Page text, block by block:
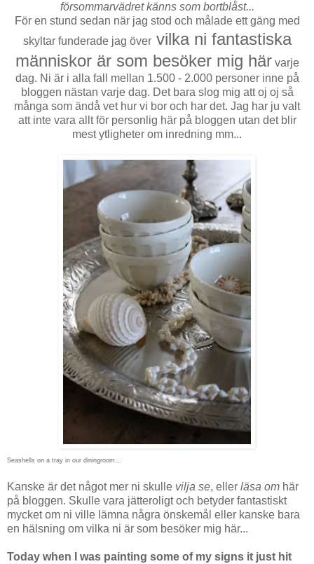
försommarvädret känns som bortblåst...
För en stund sedan när jag stod och målade ett gäng med
skyltar funderade jag övervilka ni fantastiska
människor är som besökermig härvarje
dag. Ni är i alla fall mellan 1.500 - 2.000 personer inne på
bloggen nästan varje dag. Det bara slog mig att oj oj så
många som ändå vet hur vi bor och har det. Jag har ju valt
att inte vara allt för personlig här på bloggen utan det blir
mest ytligheter om inredning mm...
Seashells on a tray in our diningroom...
Kanske är det något mer ni skulle vilja se, eller läsa om här
på bloggen. Skulle vara jätteroligt och betyder fantastiskt
mycket om ni ville lämna några önskemål eller kanske bara
en hälsning om vilka ni är som besöker mig här...
Today when I was painting some of my signs it just hit